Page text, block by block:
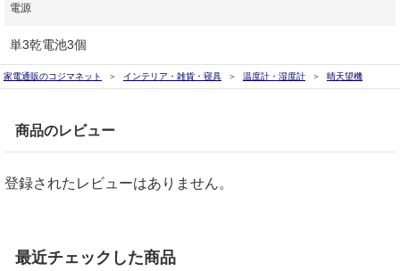
電源
単3乾電池3個
家電通販のコジマネット インテリア・雑貨・寝具 温度計・湿度計 晴天望機
商品のレビュー
登録されたレビューはありません。
最近チェックした商品